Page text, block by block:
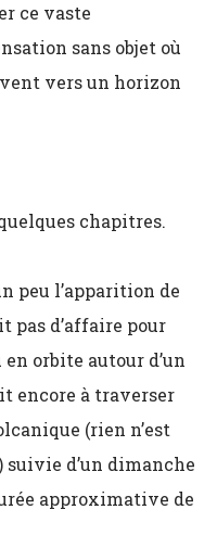
ce vaste
sans objet où
vers un horizon
chapitres.
peu l’apparition de
pas d’affaire pour
orbite autour d’un
encore à traverser
(rien n’est
suivie d’un dimanche
approximative de